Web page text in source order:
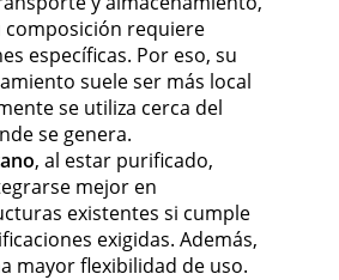
composición requiere
específicas. Por eso, su
suele ser más local
se utiliza cerca del
se genera.
, al estar purificado,
mejor en
existentes si cumple
exigidas. Además,
mayor flexibilidad de uso.